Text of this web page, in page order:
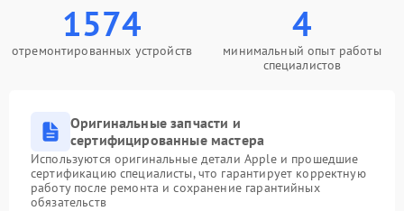
1574
отремонтированных устройств
4
минимальный опыт работы
специалистов
Оригинальные запчасти и
сертифицированные мастера
Используются оригинальные детали Apple и прошедшие
сертификацию специалисты, что гарантирует корректную
работу после ремонта и сохранение гарантийных
обязательств